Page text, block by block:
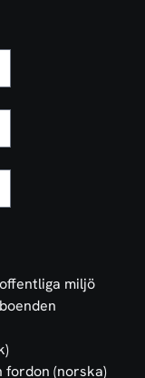
miljö
fordon (norska)